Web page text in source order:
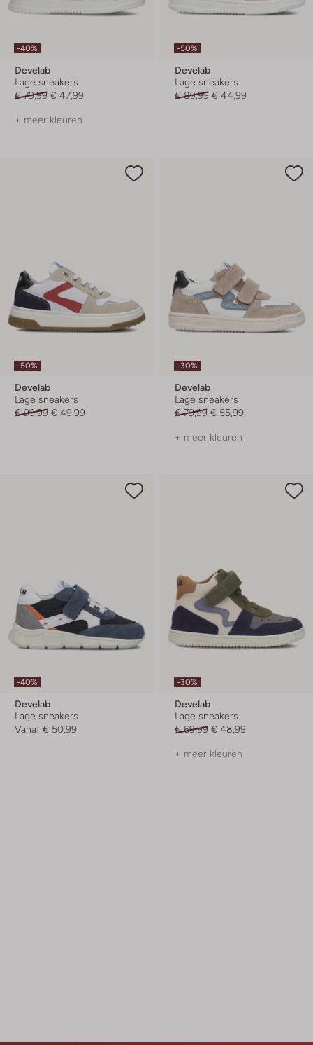
-40%
Develab
Lage sneakers
€ 79,99 € 47,99
+ meer kleuren
-50%
Develab
Lage sneakers
€ 89,99 € 44,99
-50%
Develab
Lage sneakers
€ 99,99 € 49,99
-30%
Develab
Lage sneakers
€ 79,99 € 55,99
+ meer kleuren
-40%
Develab
Lage sneakers
Vanaf € 50,99
-30%
Develab
Lage sneakers
€ 69,99 € 48,99
+ meer kleuren